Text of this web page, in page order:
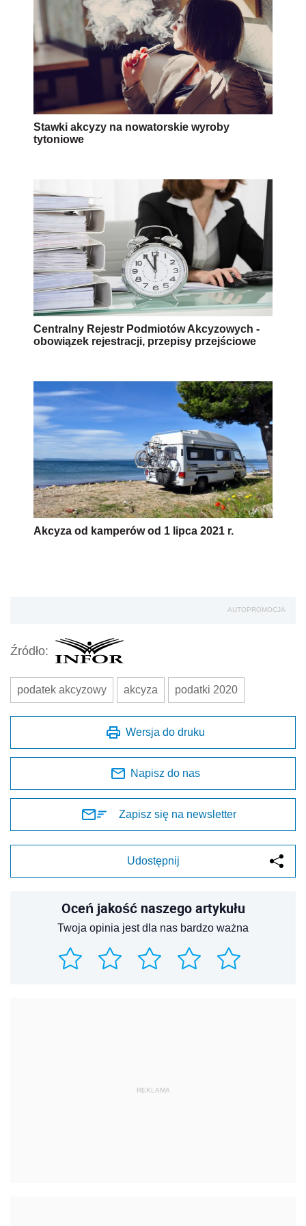
Stawki akcyzy na nowatorskie wyroby
tytoniowe
Centralny Rejestr Podmiotów Akcyzowych -
obowiązek rejestracji, przepisy przejściowe
Akcyza od kamperów od 1 lipca 2021 r.
AUTOPROMOCJA
Źródło:
podatek akcyzowy akcyza podatki 2020
Wersja do druku
Napisz do nas
Zapisz się na newsletter
Udostępnij
Oceń jakość naszego artykułu
Twoja opinia jest dla nas bardzo ważna
REKLAMA